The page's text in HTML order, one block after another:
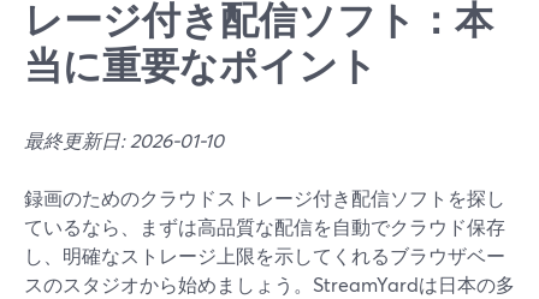
レージ付き配信ソフト：本
当に重要なポイント
最終更新日: 2026-01-10
録画のためのクラウドストレージ付き配信ソフトを探し
ているなら、まずは高品質な配信を自動でクラウド保存
し、明確なストレージ上限を示してくれるブラウザベー
スのスタジオから始めましょう。StreamYardは日本の多